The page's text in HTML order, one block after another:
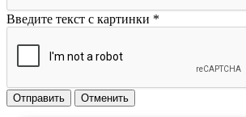
Введите текст с картинки *
Отправить Отменить